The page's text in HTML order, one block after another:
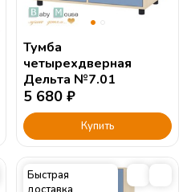
Тумба
четырехдверная
Дельта №7.01
5 680 ₽
Купить
Быстрая